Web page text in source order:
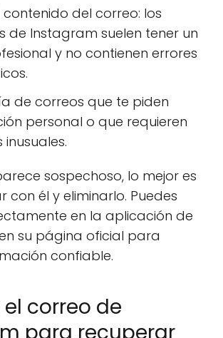
contenido del correo: los
de Instagram suelen tener un
y no contienen errores
de correos que te piden
personal o que requieren
sospechoso, lo mejor es
con él y eliminarlo. Puedes
en la aplicación de
su página oficial para
confiable.
el correo de